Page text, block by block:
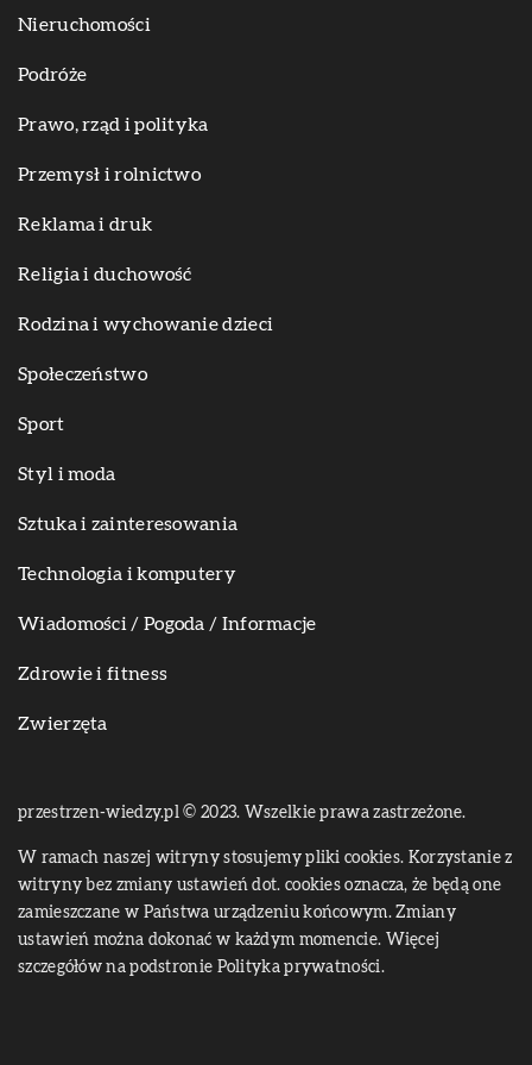
Nieruchomości
Podróże
Prawo, rząd i polityka
Przemysł i rolnictwo
Reklama i druk
Religia i duchowość
Rodzina i wychowanie dzieci
Społeczeństwo
Sport
Styl i moda
Sztuka i zainteresowania
Technologia i komputery
Wiadomości / Pogoda / Informacje
Zdrowie i fitness
Zwierzęta
przestrzen-wiedzy.pl © 2023. Wszelkie prawa zastrzeżone.
W ramach naszej witryny stosujemy pliki cookies. Korzystanie z
witryny bez zmiany ustawień dot. cookies oznacza, że będą one
zamieszczane w Państwa urządzeniu końcowym. Zmiany
ustawień można dokonać w każdym momencie. Więcej
szczegółów na podstronie Polityka prywatności.